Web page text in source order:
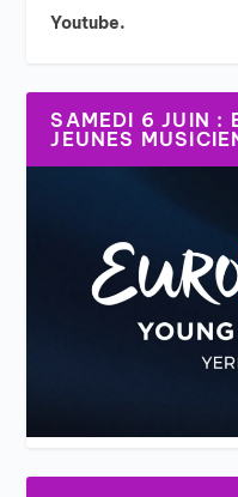
Youtube.
SAMEDI 6 JUIN :
JEUNES